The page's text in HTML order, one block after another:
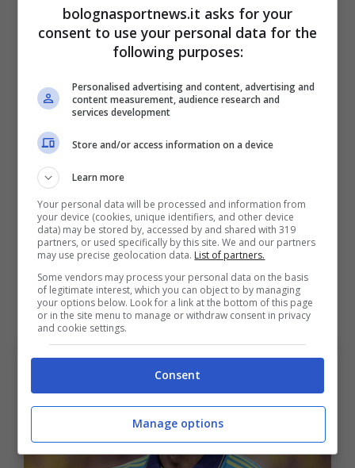
potrebbe essere la nuova tappa del suo
percorso. Come un anno fa, Jhon Lucumí ha
una clausola rescissoria da 28 milioni di
euro, valida fino a metà luglio.
L’obiettivo del club rossoblù è monetizzare al
massimo ed
prossima stagione
fare la differenza il Mondiale con la Colombia,
che in caso di buone prestazioni del centrale
potrebbe far lievitare la sua valutazione e
scatenare un’asta tra le big di tutto il mondo
Premier, Liga e Turchia su tutte).
bolognasportnews.it asks for your
consent to use your personal data for the
following purposes:
Personalised advertising and content, advertising and
content measurement, audience research and
services development
Store and/or access information on a device
Learn more
Your personal data will be processed and information from
your device (cookies, unique identifiers, and other device
data) may be stored by, accessed by and shared with 319
partners, or used specifically by this site. We and our partners
may use precise geolocation data. List of partners.
Some vendors may process your personal data on the basis
of legitimate interest, which you can object to by managing
your options below. Look for a link at the bottom of this page
or in the site menu to manage or withdraw consent in privacy
and cookie settings.
Consent
Manage options